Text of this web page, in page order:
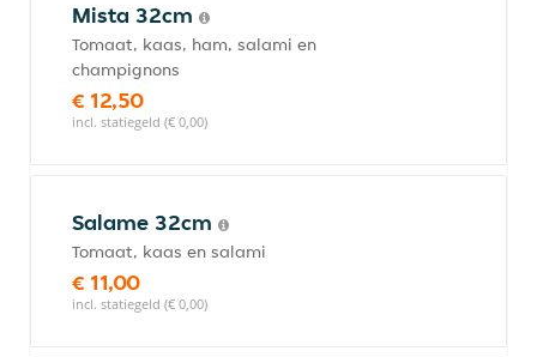
Mista 32cm
Tomaat, kaas, ham, salami en
champignons
€ 12,50
incl. statiegeld (€ 0,00)
Salame 32cm
Tomaat, kaas en salami
€ 11,00
incl. statiegeld (€ 0,00)